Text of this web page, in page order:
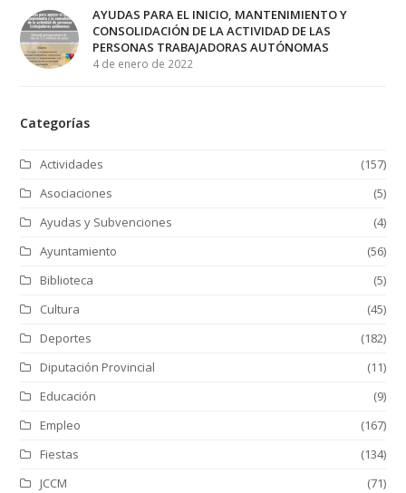
AYUDAS PARA EL INICIO, MANTENIMIENTO Y
CONSOLIDACIÓN DE LA ACTIVIDAD DE LAS
PERSONAS TRABAJADORAS AUTÓNOMAS
4 de enero de 2022
Categorías
Actividades
(157)
Asociaciones
(5)
Ayudas y Subvenciones
(4)
Ayuntamiento
(56)
Biblioteca
(5)
Cultura
(45)
Deportes
(182)
Diputación Provincial
(11)
Educación
(9)
Empleo
(167)
Fiestas
(134)
JCCM
(71)